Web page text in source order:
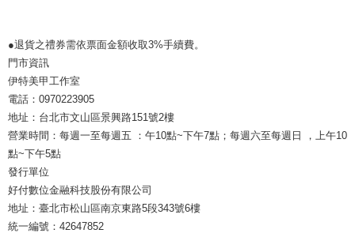
●退貨之禮券需依票面金額收取3%手續費。
門市資訊
伊特美甲工作室
電話：0970223905
地址：台北市文山區景興路151號2樓
營業時間：每週一至每週五 ：午10點~下午7點；每週六至每週日 ，上午10
點~下午5點
發行單位
好付數位金融科技股份有限公司
地址：臺北市松山區南京東路5段343號6樓
統一編號：42647852